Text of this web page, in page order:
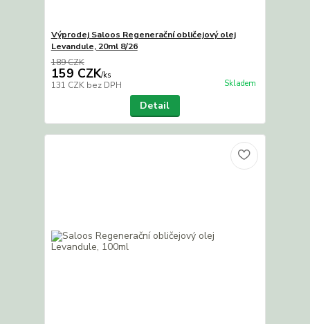
Výprodej Saloos Regenerační obličejový olej
Levandule, 20ml 8/26
189 CZK
159 CZK/ks
131 CZK bez DPH Skladem
Detail